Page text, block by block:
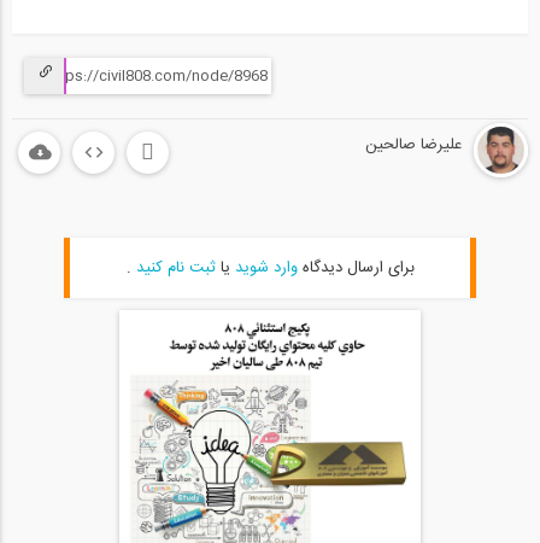
علیرضا صالحین
برای ارسال دیدگاهوارد شوید یاثبت نام کنید .